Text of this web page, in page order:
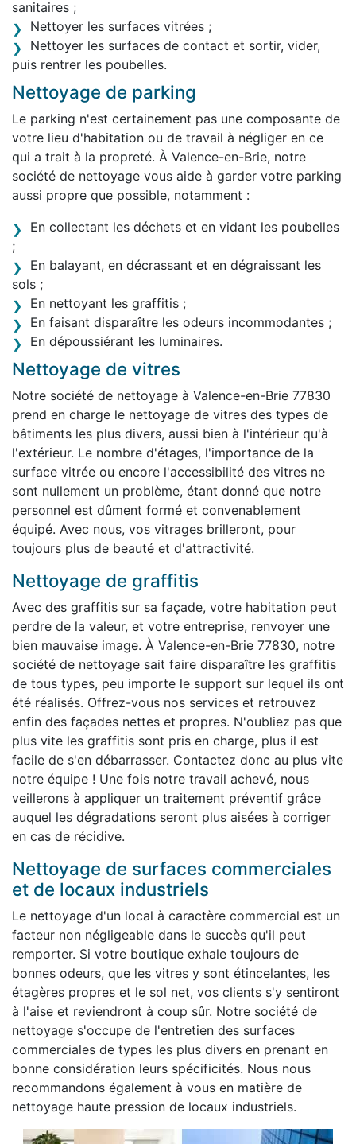
sanitaires ;
Nettoyer les surfaces vitrées ;
Nettoyer les surfaces de contact et sortir, vider,
puis rentrer les poubelles.
Nettoyage de parking
Le parking n'est certainement pas une composante de
votre lieu d'habitation ou de travail à négliger en ce
qui a trait à la propreté. À Valence-en-Brie, notre
société de nettoyage vous aide à garder votre parking
aussi propre que possible, notamment :
En collectant les déchets et en vidant les poubelles
;
En balayant, en décrassant et en dégraissant les
sols ;
En nettoyant les graffitis ;
En faisant disparaître les odeurs incommodantes ;
En dépoussiérant les luminaires.
Nettoyage de vitres
Notre société de nettoyage à Valence-en-Brie 77830
prend en charge le nettoyage de vitres des types de
bâtiments les plus divers, aussi bien à l'intérieur qu'à
l'extérieur. Le nombre d'étages, l'importance de la
surface vitrée ou encore l'accessibilité des vitres ne
sont nullement un problème, étant donné que notre
personnel est dûment formé et convenablement
équipé. Avec nous, vos vitrages brilleront, pour
toujours plus de beauté et d'attractivité.
Nettoyage de graffitis
Avec des graffitis sur sa façade, votre habitation peut
perdre de la valeur, et votre entreprise, renvoyer une
bien mauvaise image. À Valence-en-Brie 77830, notre
société de nettoyage sait faire disparaître les graffitis
de tous types, peu importe le support sur lequel ils ont
été réalisés. Offrez-vous nos services et retrouvez
enfin des façades nettes et propres. N'oubliez pas que
plus vite les graffitis sont pris en charge, plus il est
facile de s'en débarrasser. Contactez donc au plus vite
notre équipe ! Une fois notre travail achevé, nous
veillerons à appliquer un traitement préventif grâce
auquel les dégradations seront plus aisées à corriger
en cas de récidive.
Nettoyage de surfaces commerciales
et de locaux industriels
Le nettoyage d'un local à caractère commercial est un
facteur non négligeable dans le succès qu'il peut
remporter. Si votre boutique exhale toujours de
bonnes odeurs, que les vitres y sont étincelantes, les
étagères propres et le sol net, vos clients s'y sentiront
à l'aise et reviendront à coup sûr. Notre société de
nettoyage s'occupe de l'entretien des surfaces
commerciales de types les plus divers en prenant en
bonne considération leurs spécificités. Nous nous
recommandons également à vous en matière de
nettoyage haute pression de locaux industriels.